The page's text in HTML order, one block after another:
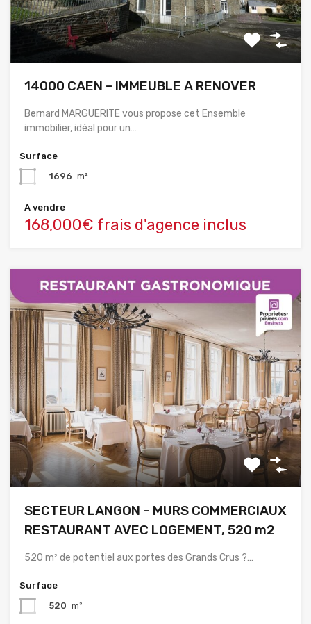
14000 CAEN – IMMEUBLE A RENOVER
Bernard MARGUERITE vous propose cet Ensemble
immobilier, idéal pour un…
Surface
1696 m²
A vendre
168,000€ frais d'agence inclus
SECTEUR LANGON – MURS COMMERCIAUX
RESTAURANT AVEC LOGEMENT, 520 m2
520 m² de potentiel aux portes des Grands Crus ?…
Surface
520 m²